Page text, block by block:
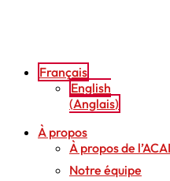
Français
English
(Anglais)
À propos
À propos de l’ACAI
Notre équipe